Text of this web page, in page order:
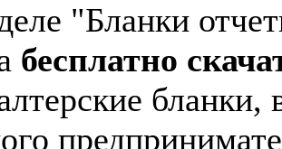
"Бланки
бесплатно
бланки,